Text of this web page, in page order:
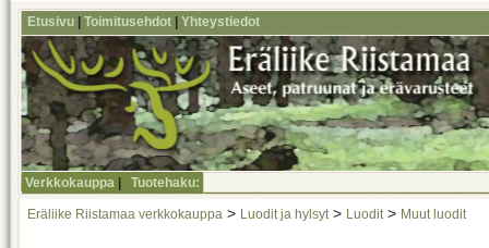
Etusivu Toimitusehdot Yhteystiedot
Verkkokauppa Tuotehaku:
Eräliike Riistamaa verkkokauppa > Luodit ja hylsyt > Luodit > Muut luodit